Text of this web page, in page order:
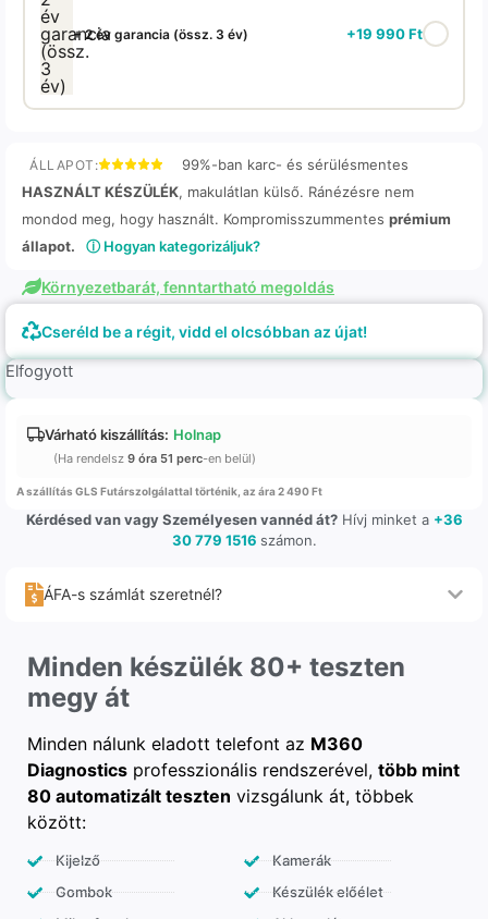
+ 2 év garancia (össz. 3 év) +19 990Ft
ÁLLAPOT:
99%-ban karc- és sérülésmentes
HASZNÁLT KÉSZÜLÉK, makulátlan külső. Ránézésre nem
mondod meg, hogy használt. Kompromisszummentes prémium
állapot.
ⓘ Hogyan kategorizáljuk?
Környezetbarát, fenntartható megoldás
Cseréld be a régit, vidd el olcsóbban az újat!
Elfogyott
Várható kiszállítás: Holnap
(Ha rendelsz 9 óra 51 perc-en belül)
A szállítás GLS Futárszolgálattal történik, az ára 2 490 Ft
Kérdésed van vagy Személyesen vannéd át?Hívj minket a +36
30 779 1516 számon.
ÁFA-s számlát szeretnél?
Minden készülék 80+ teszten
megy át
Minden nálunk eladott telefont az M360
Diagnostics professzionális rendszerével, több mint
80 automatizált teszten vizsgálunk át, többek
között:
Kijelző
Gombok
Kamerák
Készülék előélet